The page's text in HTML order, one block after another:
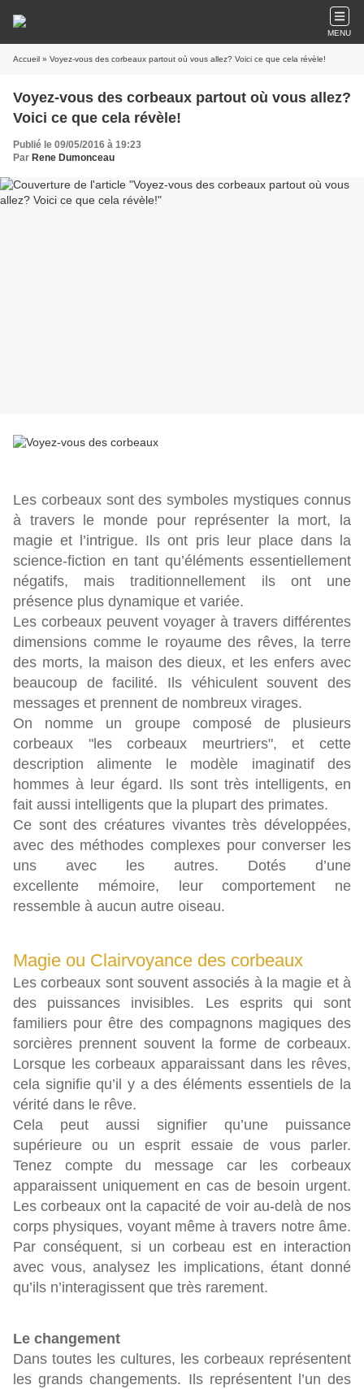
MENU
Accueil » Voyez-vous des corbeaux partout où vous allez? Voici ce que cela révèle!
Voyez-vous des corbeaux partout où vous allez?
Voici ce que cela révèle!
Publié le 09/05/2016 à 19:23
Par Rene Dumonceau
Les corbeaux sont des symboles mystiques connus
à travers le monde pour représenter la mort, la
magie et l’intrigue. Ils ont pris leur place dans la
science-fiction en tant qu’éléments essentiellement
négatifs, mais traditionnellement ils ont une
présence plus dynamique et variée.
Les corbeaux peuvent voyager à travers différentes
dimensions comme le royaume des rêves, la terre
des morts, la maison des dieux, et les enfers avec
beaucoup de facilité. Ils véhiculent souvent des
messages et prennent de nombreux virages.
On nomme un groupe composé de plusieurs
corbeaux "les corbeaux meurtriers", et cette
description alimente le modèle imaginatif des
hommes à leur égard. Ils sont très intelligents, en
fait aussi intelligents que la plupart des primates.
Ce sont des créatures vivantes très développées,
avec des méthodes complexes pour converser les
uns avec les autres. Dotés d’une
excellente mémoire, leur comportement ne
ressemble à aucun autre oiseau.
Magie ou Clairvoyance des corbeaux
Les corbeaux sont souvent associés à la magie et à
des puissances invisibles. Les esprits qui sont
familiers pour être des compagnons magiques des
sorcières prennent souvent la forme de corbeaux.
Lorsque les corbeaux apparaissant dans les rêves,
cela signifie qu’il y a des éléments essentiels de la
vérité dans le rêve.
Cela peut aussi signifier qu’une puissance
supérieure ou un esprit essaie de vous parler.
Tenez compte du message car les corbeaux
apparaissent uniquement en cas de besoin urgent.
Les corbeaux ont la capacité de voir au-delà de nos
corps physiques, voyant même à travers notre âme.
Par conséquent, si un corbeau est en interaction
avec vous, analysez les implications, étant donné
qu’ils n’interagissent que très rarement.
Le changement
Dans toutes les cultures, les corbeaux représentent
les grands changements. Ils représentent l’un des